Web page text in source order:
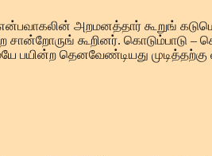
அறமனத்தார் கூறுங்
சான்றோருங் கூறினர். கொடும்பாடு
பயின்ற தெனவேண்டியது